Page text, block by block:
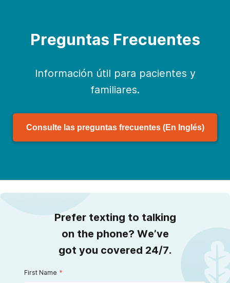
Preguntas Frecuentes
Información útil para pacientes y
familiares.
Consulte las preguntas frecuentes (En Inglés)
Prefer texting to talking
on the phone? We’ve
got you covered 24/7.
First Name *